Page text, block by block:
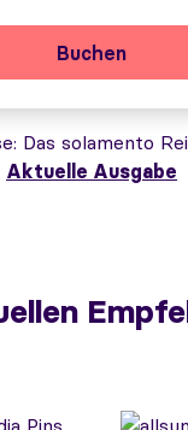
Buchen
Das solamento
Aktuelle Ausgabe